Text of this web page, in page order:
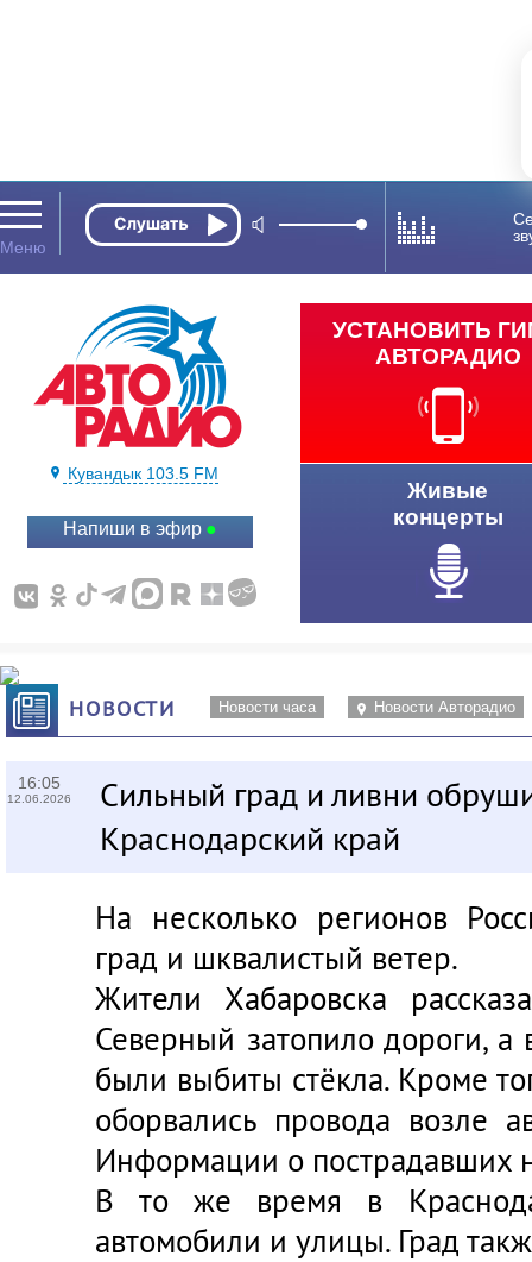
Кувандык 103.5 FM
Напиши в эфир
УСТАНОВИТЬ
АВТОРАДИО
Живые
концерты
НОВОСТИ Новости часа Новости Авторадио
16:05
12.06.2026
Сильный град и ливни
Краснодарский край
На несколько регионов
град и шквалистый ветер.
Жители Хабаровска
Северный затопило дороги,
были выбиты стёкла. Кроме
оборвались провода возле
Информации о пострадавших
В то же время в
автомобили и улицы. Град